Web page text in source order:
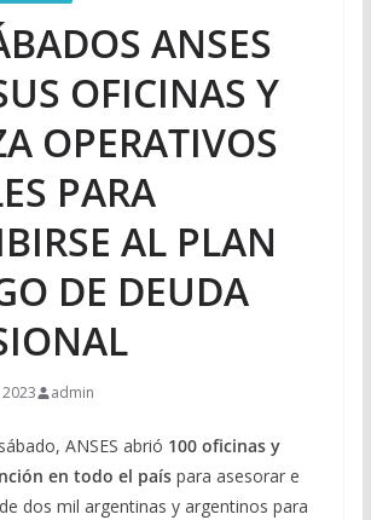
ANSES
OFICINAS Y
OPERATIVOS
PARA
AL PLAN
DE DEUDA
admin
ANSES abrió 100 oficinas y
en todo el paíspara asesorar e
dos mil argentinas y argentinos para